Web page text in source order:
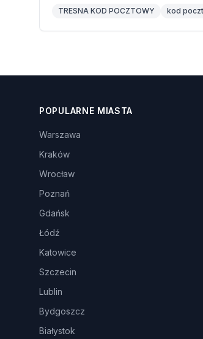
TRESNA KOD POCZTOWY kod
POPULARNE MIASTA
Warszawa
Kraków
Wrocław
Poznań
Gdańsk
Łódź
Katowice
Szczecin
Lublin
Bydgoszcz
Białystok